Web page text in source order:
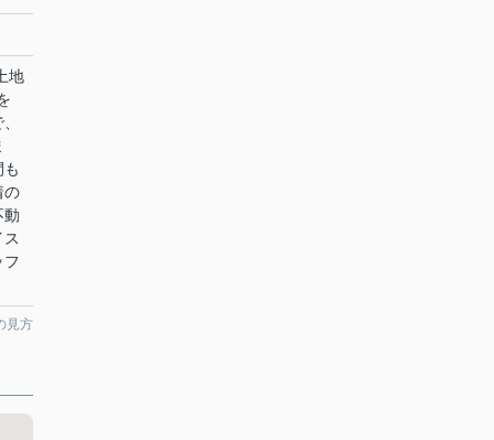
地
の
動
フ
見方